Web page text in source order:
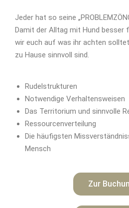
Jeder hat so seine
Damit der Alltag mit Hund besser
wir euch auf was ihr achten
zu Hause sinnvoll sind.
Rudelstrukturen
Notwendige Verhaltensweisen
Das Territorium und sinnvolle
Ressourcenverteilung
Die häufigsten
Mensch
Zur